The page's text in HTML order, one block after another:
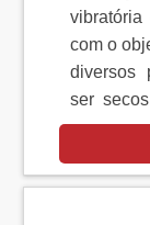
com o
diversos
ser
peneira
questão